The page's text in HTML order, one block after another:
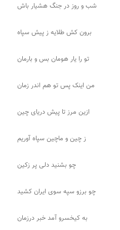
شب و روز در جنگ هشیار باش
برون کش طلایه ز پیش سپاه
تو را یار هومان بس و بارمان
من اینک پس تو هم اندر زمان
ازین مرز تا پیش دریای چین
ز چین و ماچین سپاه آوریم
چو بشنید دلی پر زکین
چو برزو سپه سوی ایران کشید
به کیخسرو آمد خبر درزمان